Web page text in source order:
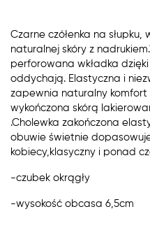
Czarne czółenka na słupku,
naturalnej skóry z
perforowana wkładka
oddychają. Elastyczna i
zapewnia naturalny komfort
wykończona skórą
.Cholewka zakończona
obuwie świetnie
kobiecy,klasyczny i ponad
-czubek okrągły
-wysokość obcasa 6,5cm